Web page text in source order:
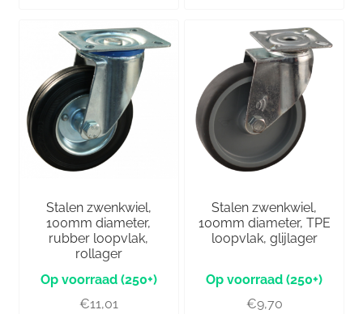
Stalen zwenkwiel,
100mm diameter,
rubber loopvlak,
rollager
(250+)
€11,01
Stalen zwenkwiel,
100mm diameter, TPE
loopvlak, glijlager
(250+)
€9,70